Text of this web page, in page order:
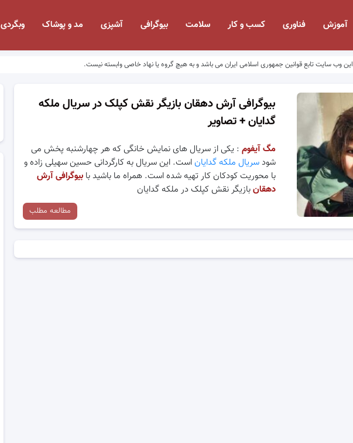
آموزش فناوری کسب و کار سلامت بیوگرافی آشپزی مد و پوشاک وبگردی
این وب سایت تابع قوانین جمهوری اسلامی ایران می باشد و به هیچ گروه یا نهاد خاصی وابسته نیست.
بیوگرافی آرش دهقان بازیگر نقش کپلک در سریال ملکه
گدایان + تصاویر
مگ آیفوم : یکی از سریال های نمایش خانگی که هر چهارشنبه پخش می
شودسریال ملکه گدایاناست. این سریال به کارگردانی حسین سهیلی زاده و
با محوریت کودکان کار تهیه شده است. همراه ما باشید با بیوگرافی آرش
دهقانبازیگر نقش کپلک در ملکه گدایان
مطالعه مطلب